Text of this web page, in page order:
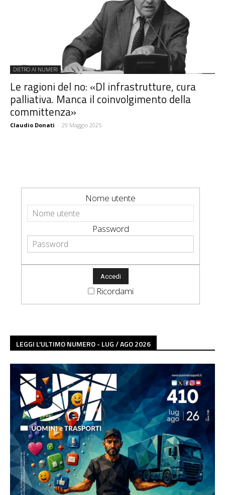
DIETRO AI NUMERI
Le ragioni del no: «Dl infrastrutture, cura
palliativa. Manca il coinvolgimento della
committenza»
Claudio Donati - 29 Maggio 2025
Nome utente
Password
Ricordami
LEGGI L'ULTIMO NUMERO - LUG / AGO 2026